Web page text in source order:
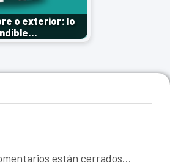
o exterior: lo
están cerrados...